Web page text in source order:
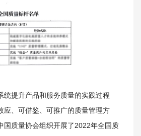
矿山风貌
统提升产品和服务质量的实践过程
应、可借鉴、可推广的质量管理方
国质量协会组织开展了2022年全国质